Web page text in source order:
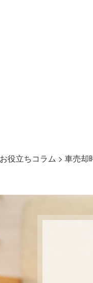
お役立ちコラム > 車売却